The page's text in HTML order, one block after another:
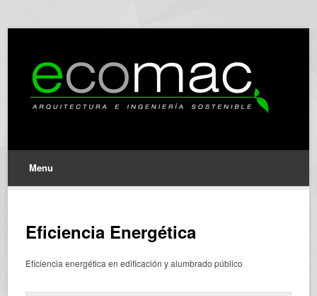
Menu
Eficiencia Energética
Eficiencia energética en edificación y alumbrado público